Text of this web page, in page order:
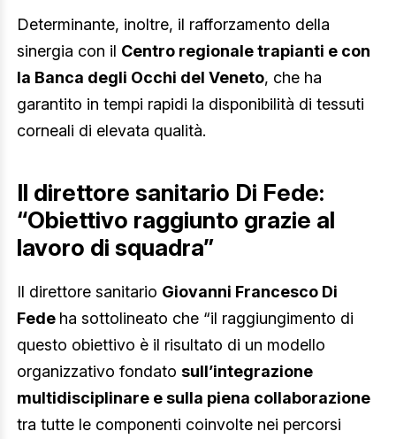
Determinante, inoltre, il rafforzamento della
sinergia con il Centro regionale trapianti e con
la Banca degli Occhi del Veneto, che ha
garantito in tempi rapidi la disponibilità di tessuti
corneali di elevata qualità.
Il direttore sanitario Di Fede:
“Obiettivo raggiunto grazie al
lavoro di squadra”
Il direttore sanitario Giovanni Francesco Di
Fede ha sottolineato che “il raggiungimento di
questo obiettivo è il risultato di un modello
organizzativo fondato sull’integrazione
multidisciplinare e sulla piena collaborazione
tra tutte le componenti coinvolte nei percorsi